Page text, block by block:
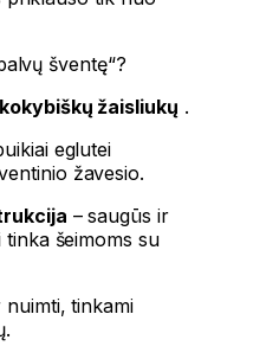
šventę“?
žaisliukų .
eglutei
žavesio.
– saugūs ir
šeimoms su
tinkami